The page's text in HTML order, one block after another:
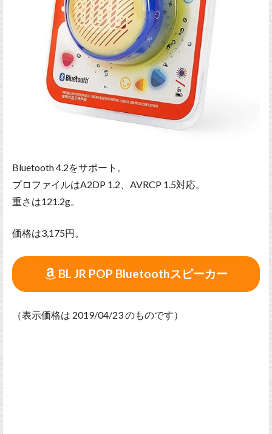
Bluetooth 4.2をサポート。
プロファイルはA2DP 1.2、AVRCP 1.5対応。
重さは121.2g。
価格は3,175円。
BL JR POP Bluetoothスピーカー
（表示価格は 2019/04/23 のものです）